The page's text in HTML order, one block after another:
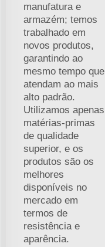
manufatura e
armazém; temos
trabalhado em
novos produtos,
garantindo ao
mesmo tempo que
atendam ao mais
alto padrão.
Utilizamos apenas
matérias-primas
de qualidade
superior, e os
produtos são os
melhores
disponíveis no
mercado em
termos de
resistência e
aparência.